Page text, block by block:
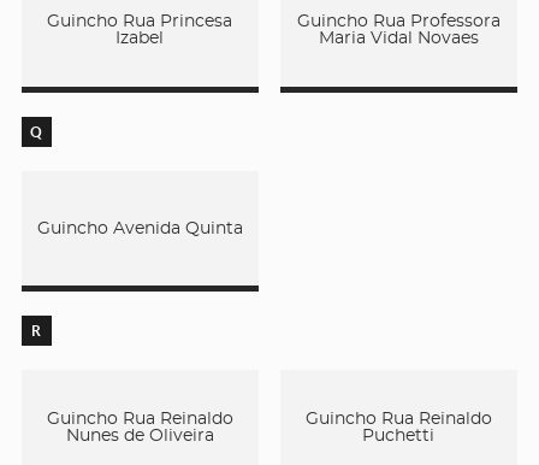
Guincho Rua Princesa
Izabel
Guincho Rua Professora
Maria Vidal Novaes
Q
Guincho Avenida Quinta
R
Guincho Rua Reinaldo
Nunes de Oliveira
Guincho Rua Reinaldo
Puchetti